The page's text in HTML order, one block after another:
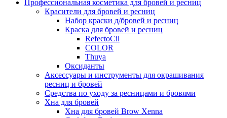
Профессиональная косметика для бровей и ресниц
Красители для бровей и ресниц
Набор краски д/бровей и ресниц
Краска для бровей и ресниц
RefectoCil
COLOR
Thuya
Оксиданты
Аксессуары и инструменты для окрашивания
ресниц и бровей
Средства по уходу за ресницами и бровями
Хна для бровей
Хна для бровей Brow Xenna